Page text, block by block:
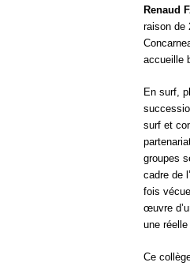
Renaud
raison de
accueille
En surf,
surf et
groupes
cadre de
fois
œuvre
une réelle
Ce